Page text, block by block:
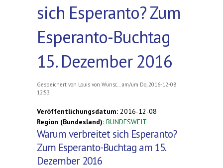
sich Esperanto? Zum
Esperanto-Buchtag
15. Dezember 2016
Gespeichert von Louis von Wunsc...
am/um Do, 2016-12-08
12:53
Veröffentlichungsdatum: 2016-12-08
Region (Bundesland): BUNDESWEIT
Warum verbreitet sich Esperanto?
Zum Esperanto-Buchtag am 15.
Dezember 2016